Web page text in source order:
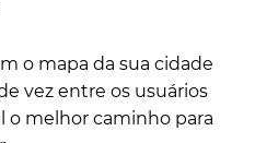
o mapa da sua cidade
vez entre os usuários
o melhor caminho para